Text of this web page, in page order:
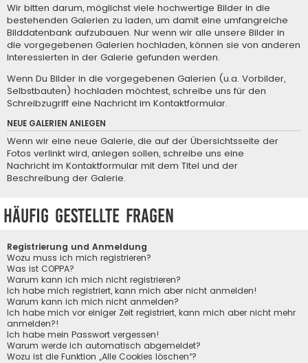
Wir bitten darum, möglichst viele hochwertige Bilder in die
bestehenden Galerien zu laden, um damit eine umfangreiche
Bilddatenbank aufzubauen. Nur wenn wir alle unsere Bilder in
die vorgegebenen Galerien hochladen, können sie von anderen
Interessierten in der Galerie gefunden werden.
Wenn Du Bilder in die vorgegebenen Galerien (u.a. Vorbilder,
Selbstbauten) hochladen möchtest, schreibe uns für den
Schreibzugriff eine Nachricht im Kontaktformular.
NEUE GALERIEN ANLEGEN
Wenn wir eine neue Galerie, die auf der Übersichtsseite der
Fotos verlinkt wird, anlegen sollen, schreibe uns eine
Nachricht im Kontaktformular mit dem Titel und der
Beschreibung der Galerie.
Häufig gestellte Fragen
Registrierung und Anmeldung
Wozu muss ich mich registrieren?
Was ist COPPA?
Warum kann ich mich nicht registrieren?
Ich habe mich registriert, kann mich aber nicht anmelden!
Warum kann ich mich nicht anmelden?
Ich habe mich vor einiger Zeit registriert, kann mich aber nicht mehr
anmelden?!
Ich habe mein Passwort vergessen!
Warum werde ich automatisch abgemeldet?
Wozu ist die Funktion „Alle Cookies löschen“?